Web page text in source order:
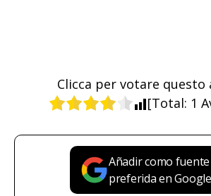
Clicca per votare questo
[Total: 1
Añadir como fuente
preferida en Google